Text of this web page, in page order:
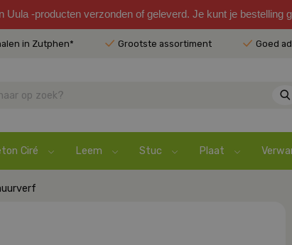
Uula -producten verzonden of geleverd. Je kunt je
in Zutphen* Grootste assortiment Goed
Ciré Leem Stuc Plaat